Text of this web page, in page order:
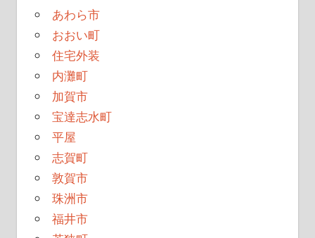
あわら市
おおい町
住宅外装
内灘町
加賀市
宝達志水町
平屋
志賀町
敦賀市
珠洲市
福井市